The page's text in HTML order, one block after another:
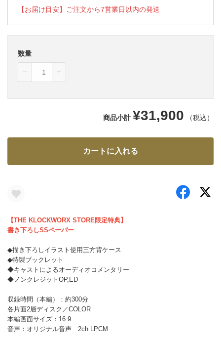
【お届け目安】ご注文から7営業日以内の発送
数量
商品小計 ¥31,900 （税込）
カートに入れる